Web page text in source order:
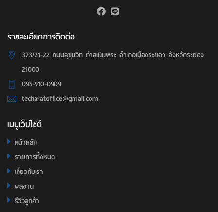
รายละเอียดการติดต่อ
373/21-22 ถนนสุขุมวิท ตำลเนินพระ อำเภอเมืองระยอง จังหวัดระยอง
21000
095-910-0909
techaratoffice@gmail.com
เมนูเว็บไซต์
หน้าหลัก
รายการทั้งหมด
เกี่ยวกับเรา
ผลงาน
รีวิวลูกค้า